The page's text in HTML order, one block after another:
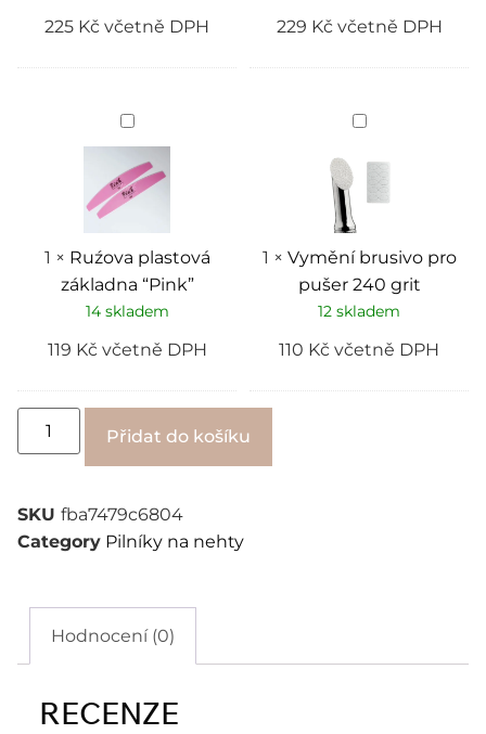
225 Kč včetně DPH 229 Kč včetně DPH
Ruźova
plastová
základna
“Pink”
1 × Ruźova plastová
základna “Pink”
14 skladem
119 Kč včetně DPH
Vymění
brusivo
pušer
240
grit
1 × Vymění brusivo pro
pušer 240 grit
12 skladem
110 Kč včetně DPH
Přidat do košíku
SKU fba7479c6804
Category Pilníky na nehty
Hodnocení (0)
RECENZE